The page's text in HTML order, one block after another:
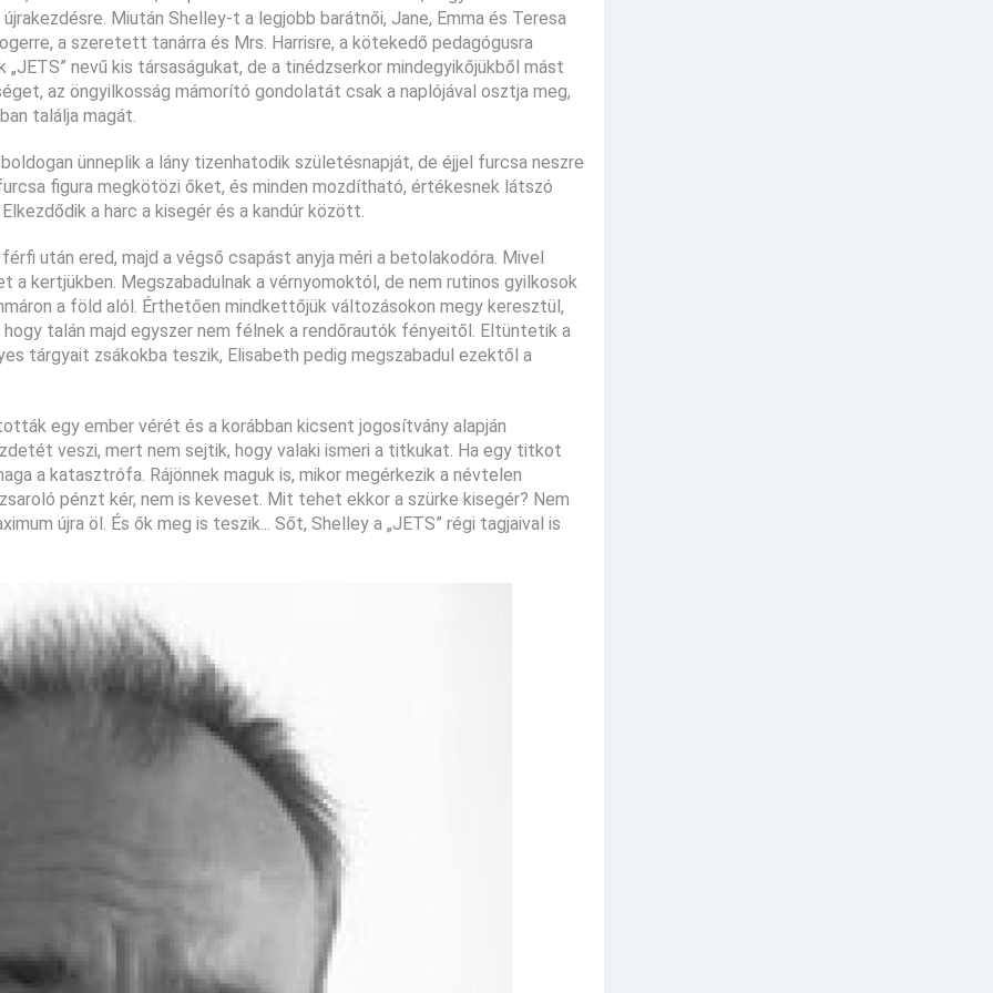
Miután Shelley-t a legjobb barátnői, Jane, Emma és Teresa
a szeretett tanárra és Mrs. Harrisre, a kötekedő pedagógusra
nevű kis társaságukat, de a tinédzserkor mindegyikőjükből mást
az öngyilkosság mámorító gondolatát csak a naplójával osztja meg,
találja magát.
ünneplik a lány tizenhatodik születésnapját, de éjjel furcsa neszre
figura megkötözi őket, és minden mozdítható, értékesnek látszó
a harc a kisegér és a kandúr között.
után ered, majd a végső csapást anyja méri a betolakodóra. Mivel
kertjükben. Megszabadulnak a vérnyomoktól, de nem rutinos gyilkosok
a föld alól. Érthetően mindkettőjük változásokon megy keresztül,
talán majd egyszer nem félnek a rendőrautók fényeitől. Eltüntetik a
tárgyait zsákokba teszik, Elisabeth pedig megszabadul ezektől a
egy ember vérét és a korábban kicsent jogosítvány alapján
veszi, mert nem sejtik, hogy valaki ismeri a titkukat. Ha egy titkot
a katasztrófa. Rájönnek maguk is, mikor megérkezik a névtelen
pénzt kér, nem is keveset. Mit tehet ekkor a szürke kisegér? Nem
újra öl. És ők meg is teszik... Sőt, Shelley a „JETS” régi tagjaival is